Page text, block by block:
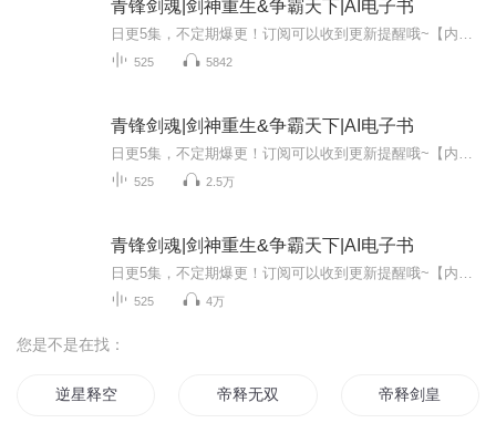
青锋剑魂|剑神重生&争霸天下|AI电子书
525 5842
青锋剑魂|剑神重生&争霸天下|AI电子书
525 2.5万
青锋剑魂|剑神重生&争霸天下|AI电子书
525 4万
您是不是在找：
逆星释空 帝释无双 帝释剑皇